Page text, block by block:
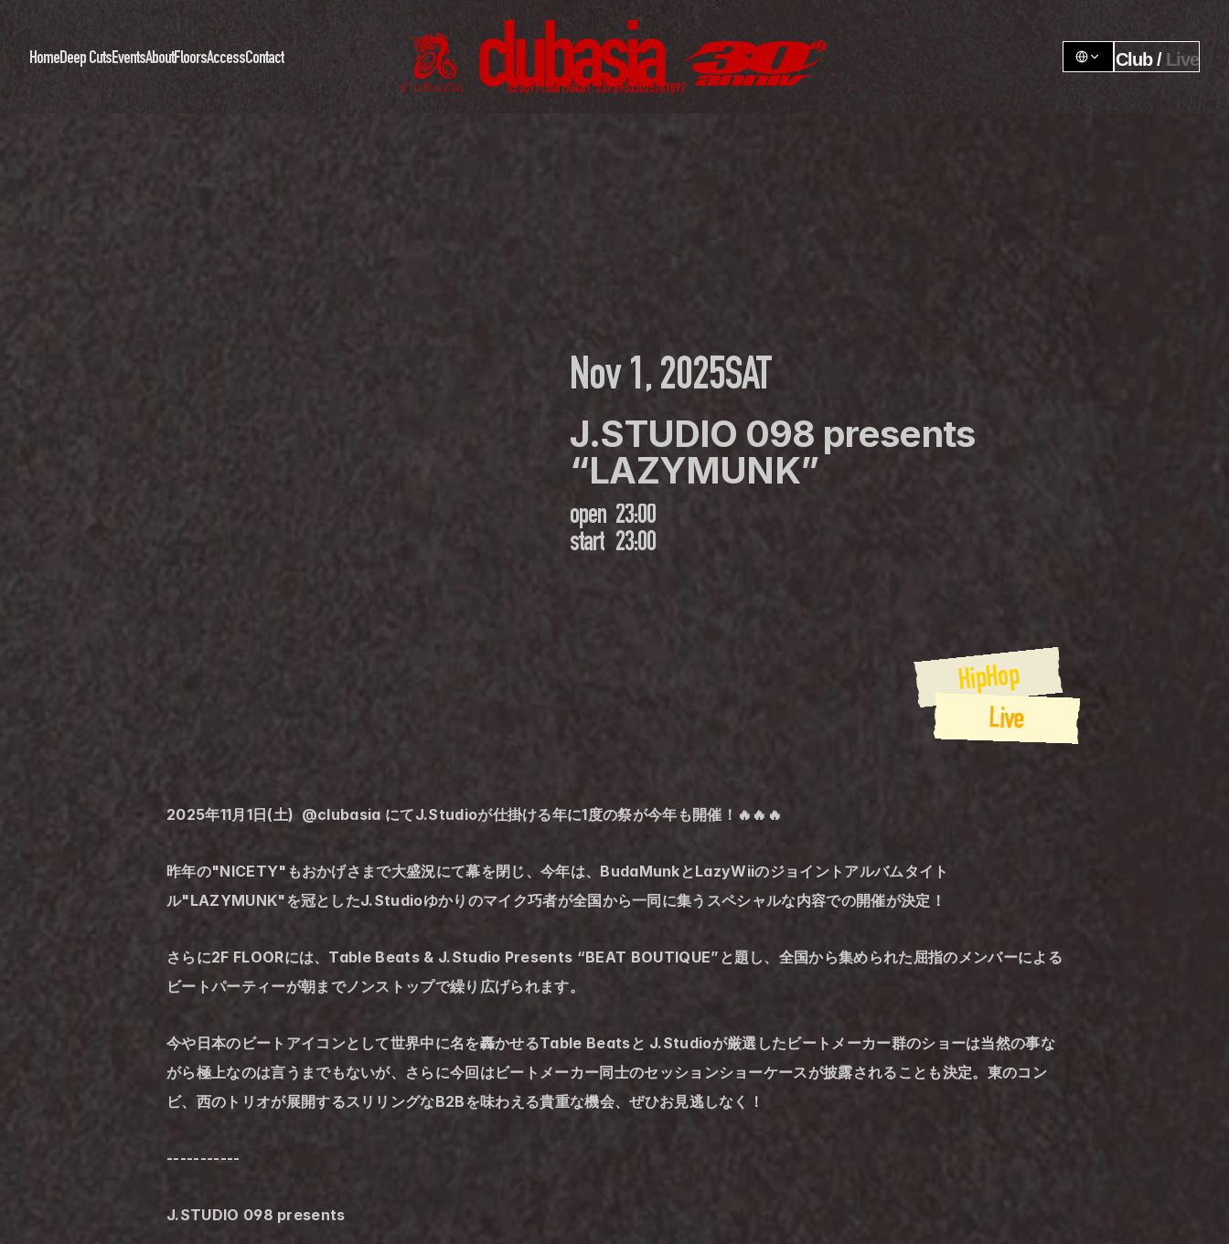
HomeDeep CutsEventsAboutFloorsAccessContact Club / Live
Nov 1, 2025SAT
J.STUDIO 098 presents
“LAZYMUNK”
open 23:00
start 23:00
HipHop
Live
2025年11月1日(土)  @clubasia にてJ.Studioが仕掛ける年に1度の祭が今年も開催！🔥🔥🔥
昨年の"NICETY"もおかげさまで大盛況にて幕を閉じ、今年は、BudaMunkとLazyWiiのジョイントアルバムタイト
ル"LAZYMUNK"を冠としたJ.Studioゆかりのマイク巧者が全国から一同に集うスペシャルな内容での開催が決定！
さらに2F FLOORには、Table Beats & J.Studio Presents “BEAT BOUTIQUE”と題し、全国から集められた屈指のメンバーによる
ビートパーティーが朝までノンストップで繰り広げられます。
今や日本のビートアイコンとして世界中に名を轟かせるTable Beatsと J.Studioが厳選したビートメーカー群のショーは当然の事な
がら極上なのは言うまでもないが、さらに今回はビートメーカー同士のセッションショーケースが披露されることも決定。東のコン
ビ、西のトリオが展開するスリリングなB2Bを味わえる貴重な機会、ぜひお見逃しなく！
-----------
J.STUDIO 098 presents